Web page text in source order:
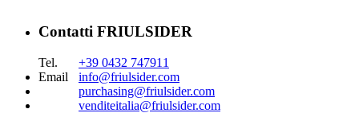
Contatti FRIULSIDER
Tel.
+39 0432 747911
Email
info@friulsider.com
purchasing@friulsider.com
venditeitalia@friulsider.com